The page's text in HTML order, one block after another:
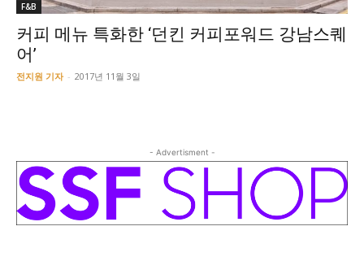
F&B
커피 메뉴 특화한 ‘던킨 커피포워드 강남스퀘
어’
전지원 기자 - 2017년 11월 3일
- Advertisment -